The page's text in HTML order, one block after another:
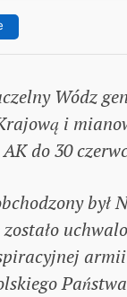
Wódz
i
do 30